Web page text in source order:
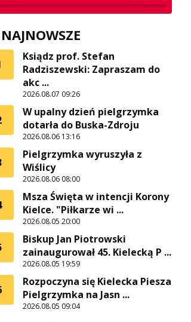
NAJNOWSZE
Ksiądz prof. Stefan
Radziszewski: Zapraszam do
akc ...
2026.08.07 09:26
W upalny dzień pielgrzymka
dotarła do Buska-Zdroju
2026.08.06 13:16
Pielgrzymka wyruszyła z
Wiślicy
2026.08.06 08:00
Msza Święta w intencji Korony
Kielce. "Piłkarze wi ...
2026.08.05 20:00
Biskup Jan Piotrowski
zainaugurował 45. Kielecką P ...
2026.08.05 19:59
Rozpoczyna się Kielecka Piesza
Pielgrzymka na Jasn ...
2026.08.05 09:04